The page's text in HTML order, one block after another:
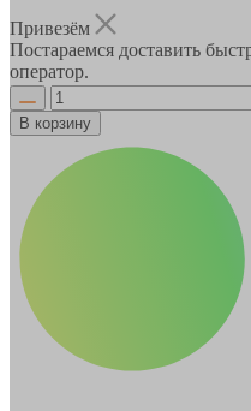
Привезём
Постараемся доставить
оператор.
В корзину